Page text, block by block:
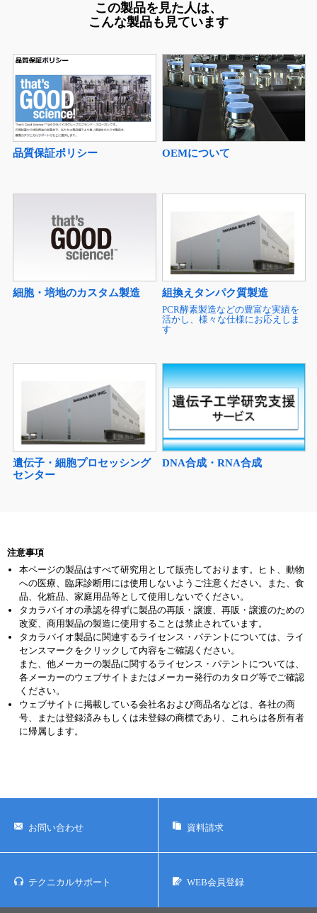
この製品を見た人は、
こんな製品も見ています
品質保証ポリシー OEMについて
細胞・培地のカスタム製造 組換えタンパク質製造
PCR酵素製造などの豊富な実績を
活かし、様々な仕様にお応えしま
す
遺伝子・細胞プロセッシング
センター
DNA合成・RNA合成
注意事項
本ページの製品はすべて研究用として販売しております。ヒト、動物
への医療、臨床診断用には使用しないようご注意ください。また、食
品、化粧品、家庭用品等として使用しないでください。
タカラバイオの承認を得ずに製品の再販・譲渡、再販・譲渡のための
改変、商用製品の製造に使用することは禁止されています。
タカラバイオ製品に関連するライセンス・パテントについては、ライ
センスマークをクリックして内容をご確認ください。
また、他メーカーの製品に関するライセンス・パテントについては、
各メーカーのウェブサイトまたはメーカー発行のカタログ等でご確認
ください。
ウェブサイトに掲載している会社名および商品名などは、各社の商
号、または登録済みもしくは未登録の商標であり、これらは各所有者
に帰属します。
お問い合わせ 資料請求
テクニカルサポート WEB会員登録